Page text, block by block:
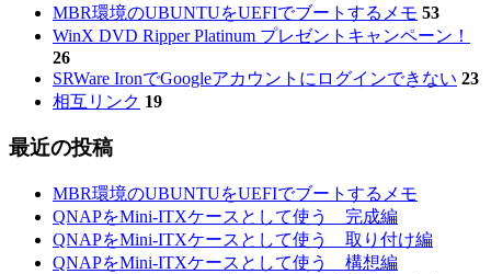
MBR環境のUBUNTUをUEFIでブートするメモ 53
WinX DVD Ripper Platinum プレゼントキャンペーン！
26
SRWare IronでGoogleアカウントにログインできない 23
相互リンク 19
最近の投稿
MBR環境のUBUNTUをUEFIでブートするメモ
QNAPをMini-ITXケースとして使う 完成編
QNAPをMini-ITXケースとして使う 取り付け編
QNAPをMini-ITXケースとして使う 構想編